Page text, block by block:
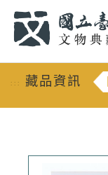
::: 藏品資訊